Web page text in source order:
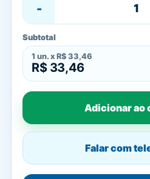
-
Subtotal
1 un. x R$ 33,46
R$ 33,46
Adicionar ao
Falar com